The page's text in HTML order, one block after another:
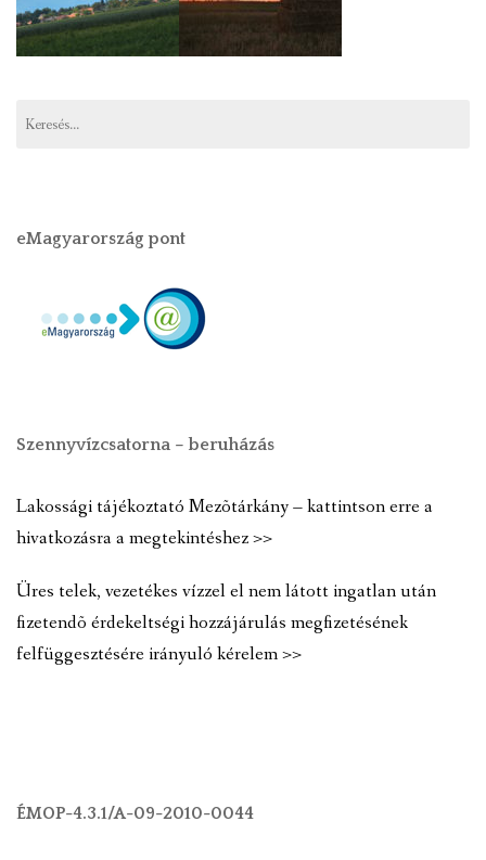
eMagyarország pont
Szennyvízcsatorna – beruházás
Lakossági tájékoztató Mezõtárkány – kattintson erre a
hivatkozásra a megtekintéshez >>
Üres telek, vezetékes vízzel el nem látott ingatlan után
fizetendõ érdekeltségi hozzájárulás megfizetésének
felfüggesztésére irányuló kérelem >>
ÉMOP-4.3.1/A-09-2010-0044